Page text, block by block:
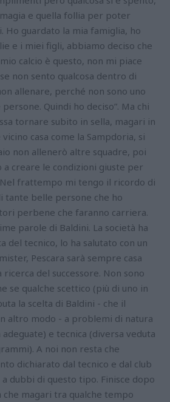
e quella follia per poter
Ho guardato la mia famiglia, ho
e i miei figli, abbiamo deciso che
calcio è questo, non mi piace
non sento qualcosa dentro di
allenare, perché non sono uno
Quindi ho deciso”. Ma chi
tornare subito in sella, magari in
casa come la Sampdoria, si
non allenerò altre squadre, poi
a creare le condizioni giuste per
frattempo mi tengo il ricordo di
tante belle persone che ho
perbene che faranno carriera.
parole di Baldini. La società ha
del tecnico, lo ha salutato con un
Pescara sarà sempre casa
ricerca del successore. Non sono
se qualche scettico (più di uno in
la scelta di Baldini - che il
altro modo - a problemi di natura
e tecnica (diversa veduta
A noi non resta che
dichiarato dal tecnico e dal club
a dubbi di questo tipo. Finisce dopo
che magari tra qualche tempo